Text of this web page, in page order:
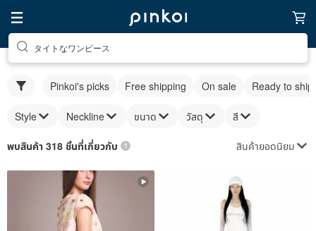
タイトなワンピース
Pinkoi's picks Free shipping On sale Ready to ship
Style Neckline ขนาด วัสดุ สี
พบสินค้า 318 ชิ้นที่เกี่ยวกับ สินค้ายอดนิยม